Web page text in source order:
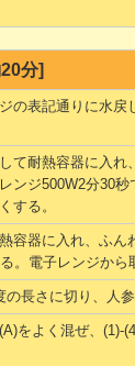
分]
の表記通りに水戻
て耐熱容器に入れ
ンジ500W2分30
する。
容器に入れ、ふん
。電子レンジから
長さに切り、人参
をよく混ぜ、(1)-